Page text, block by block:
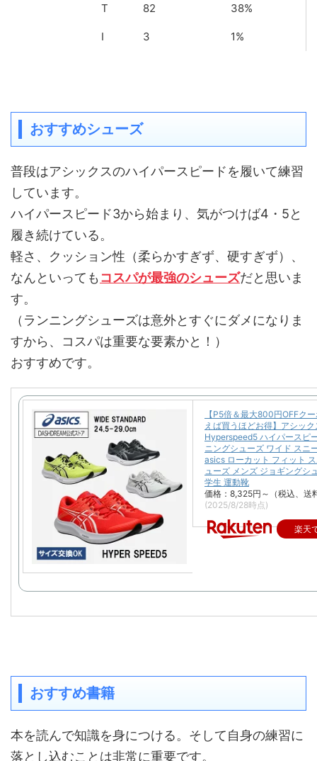
T 82 38%
I 3 1%
おすすめシューズ
普段はアシックスのハイパースピードを履いて練習
しています。
ハイパースピード3から始まり、気がつけば4・5と
履き続けている。
軽さ、クッション性（柔らかすぎず、硬すぎず）、
なんといっても コスパが最強のシューズだと思いま
す。
（ランニングシューズは意外とすぐにダメになりま
すから、コスパは重要な要素かと！）
おすすめです。
【P5倍＆最大800円OFFク
えば買うほどお得】アシック
Hyperspeed5 ハイパースピ
ニングシューズ ワイド スニ
asics ローカット フィット
ューズ メンズ ジョギングシ
学生 運動靴
価格：8,325円～（税込、送
(2025/8/28時点)
楽天
おすすめ書籍
本を読んで知識を身につける。そして自身の練習に
落とし込むことは非常に重要です。